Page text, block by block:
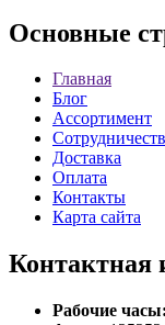
Основные
Главная
Блог
Ассортимент
Доставка
Оплата
Контакты
Карта сайта
Контактная
Рабочие часы: